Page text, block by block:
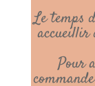
Le temps
accueillir
Pour